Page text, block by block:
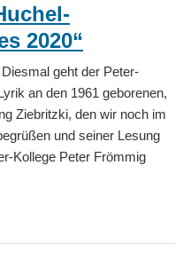
2020“
geht der Peter-
an den 1961 geborenen,
Ziebritzki, den wir noch im
und seiner Lesung